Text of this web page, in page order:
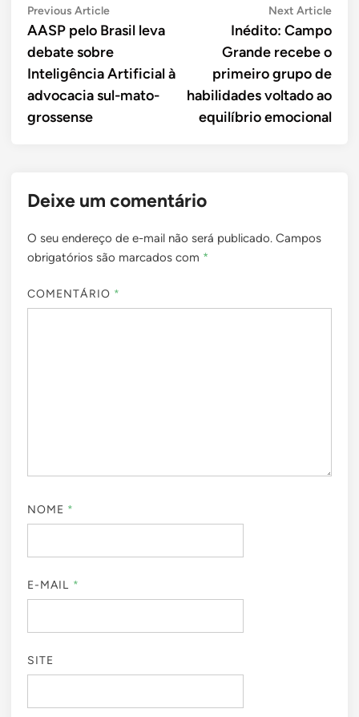
Navegação
de
Post
Previous ArticlePrevious
article:
AASP pelo Brasil leva
debate sobre
Inteligência Artificial à
advocacia sul-mato-
grossense
Next ArticleNext
Inédito: Campo
Grande recebe o
primeiro grupo de
habilidades voltado ao
equilíbrio emocional
Deixe um comentário
O seu endereço de e-mail não será publicado. Campos
obrigatórios são marcados com *
COMENTÁRIO *
NOME *
E-MAIL *
SITE